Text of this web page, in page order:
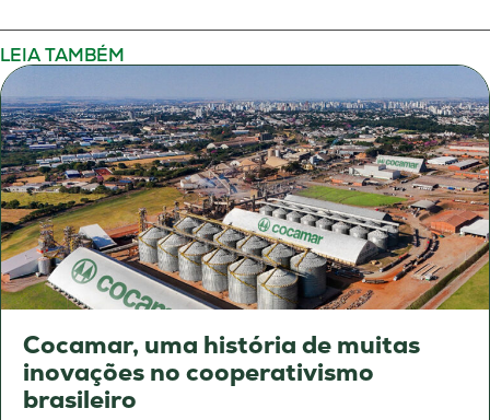
LEIA TAMBÉM
Cocamar, uma história de muitas
inovações no cooperativismo
brasileiro